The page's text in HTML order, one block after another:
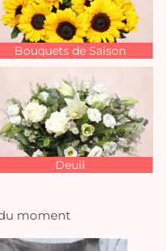
Bouquets de Saison
Deuil
moment